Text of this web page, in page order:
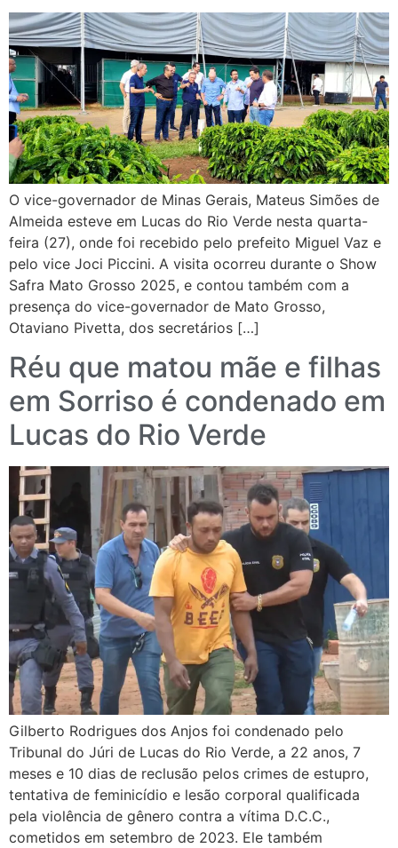
O vice-governador de Minas Gerais, Mateus Simões de
Almeida esteve em Lucas do Rio Verde nesta quarta-
feira (27), onde foi recebido pelo prefeito Miguel Vaz e
pelo vice Joci Piccini. A visita ocorreu durante o Show
Safra Mato Grosso 2025, e contou também com a
presença do vice-governador de Mato Grosso,
Otaviano Pivetta, dos secretários […]
Réu que matou mãe e filhas
em Sorriso é condenado em
Lucas do Rio Verde
Gilberto Rodrigues dos Anjos foi condenado pelo
Tribunal do Júri de Lucas do Rio Verde, a 22 anos, 7
meses e 10 dias de reclusão pelos crimes de estupro,
tentativa de feminicídio e lesão corporal qualificada
pela violência de gênero contra a vítima D.C.C.,
cometidos em setembro de 2023. Ele também